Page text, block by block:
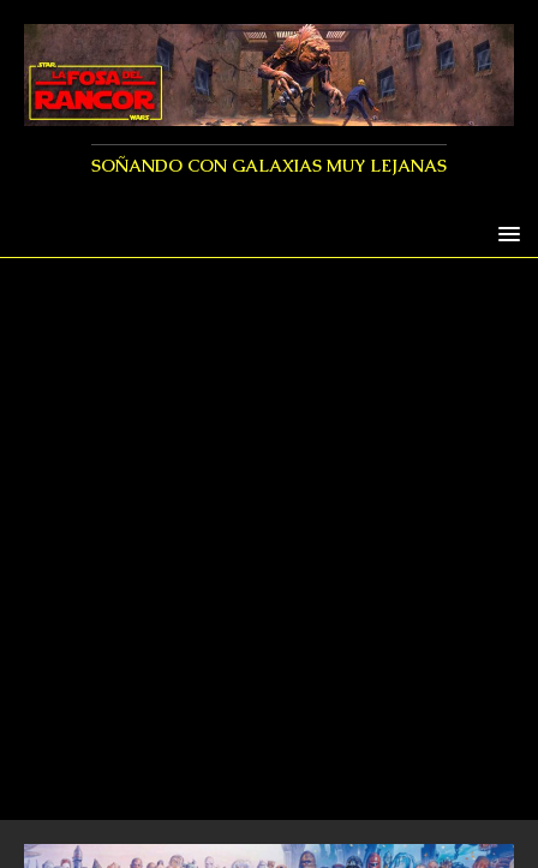
SOÑANDO CON GALAXIAS MUY LEJANAS